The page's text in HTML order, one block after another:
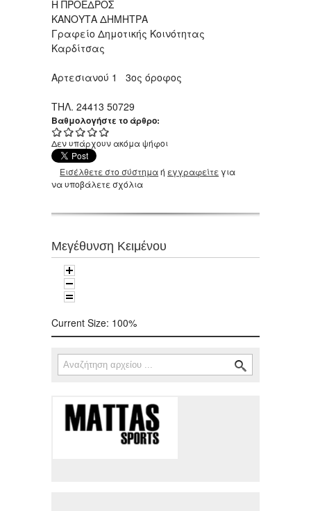
Η ΠΡΟΕΔΡΟΣ
ΚΑΝΟΥΤΑ ΔΗΜΗΤΡΑ
Γραφείο Δημοτικής Κοινότητας
Καρδίτσας
Αρτεσιανού 1 3ος όροφος
ΤHΛ. 24413 50729
Βαθμολογήστε το άρθρο:
Δεν υπάρχουν ακόμα ψήφοι
Εισέλθετε στο σύστημαή εγγραφείτε για
να υποβάλετε σχόλια
Μεγέθυνση Κειμένου
Current Size: 100%
Φόρμα αναζήτησης
Αναζήτηση